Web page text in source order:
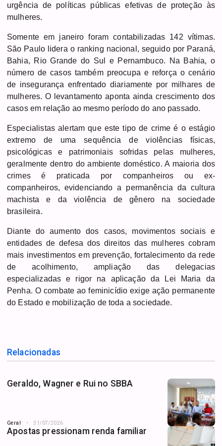
urgência de políticas públicas efetivas de proteção às
mulheres.
Somente em janeiro foram contabilizadas 142 vítimas.
São Paulo lidera o ranking nacional, seguido por Paraná,
Bahia, Rio Grande do Sul e Pernambuco. Na Bahia, o
número de casos também preocupa e reforça o cenário
de insegurança enfrentado diariamente por milhares de
mulheres. O levantamento aponta ainda crescimento dos
casos em relação ao mesmo período do ano passado.
Especialistas alertam que este tipo de crime é o estágio
extremo de uma sequência de violências físicas,
psicológicas e patrimoniais sofridas pelas mulheres,
geralmente dentro do ambiente doméstico. A maioria dos
crimes é praticada por companheiros ou ex-
companheiros, evidenciando a permanência da cultura
machista e da violência de gênero na sociedade
brasileira.
Diante do aumento dos casos, movimentos sociais e
entidades de defesa dos direitos das mulheres cobram
mais investimentos em prevenção, fortalecimento da rede
de acolhimento, ampliação das delegacias
especializadas e rigor na aplicação da Lei Maria da
Penha. O combate ao feminicídio exige ação permanente
do Estado e mobilização de toda a sociedade.
Relacionadas
Geraldo, Wagner e Rui no SBBA
Geral 31/07/2026
Apostas pressionam renda familiar